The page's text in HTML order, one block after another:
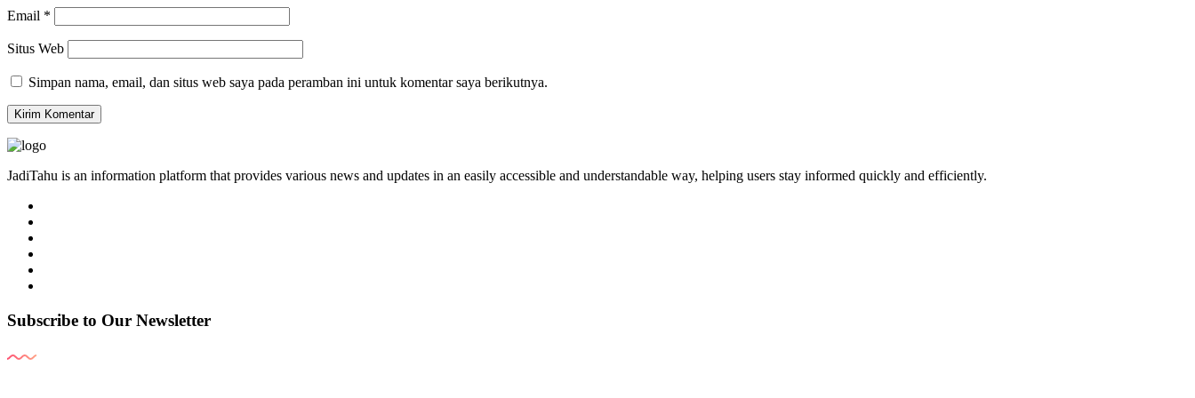
Email *
Situs Web
Simpan nama, email, dan situs web saya pada peramban ini untuk komentar saya berikutnya.
JadiTahu is an information platform that provides various news and updates in an easily accessible and understandable way, helping users stay informed quickly and efficiently.
Subscribe to Our Newsletter